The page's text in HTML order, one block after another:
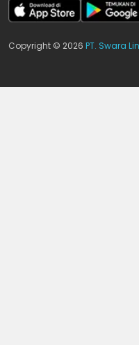
Copyright © 2026 PT. Swara